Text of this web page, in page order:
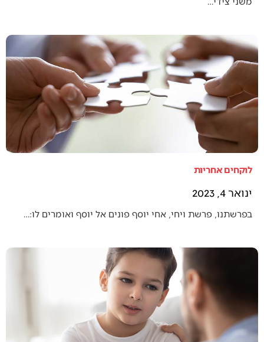
לוקחים אחריות
ינואר 4, 2023
בפרשתנו, פרשת ויחי, אחי יוסף פונים אל יוסף ואומרים לו:…